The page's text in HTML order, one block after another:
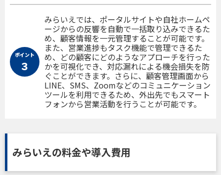
ポイント
３
みらいえでは、ポータルサイトや自社ホームペ
ージからの反響を自動で一括取り込みできるた
め、顧客情報を一元管理することが可能です。
また、営業進捗もタスク機能で管理できるた
め、どの顧客にどのようなアプローチを行った
かを可視化でき、対応漏れによる機会損失を防
ぐことができます。さらに、顧客管理画面から
LINE、SMS、Zoomなどのコミュニケーション
ツールを利用できるため、外出先でもスマート
フォンから営業活動を行うことが可能です。
みらいえの料金や導入費用